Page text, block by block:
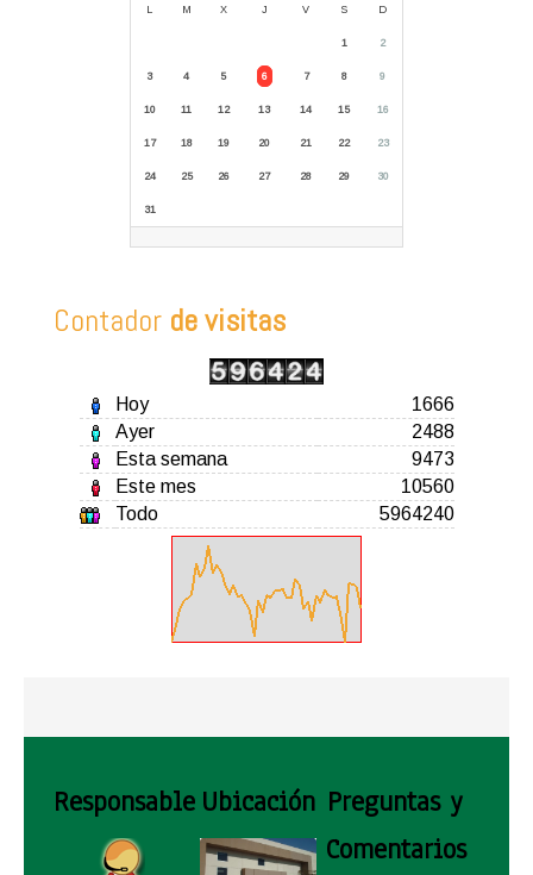
L M X J V S D
1 2
3 4 5 6 7 8 9
10 11 12 13 14 15 16
17 18 19 20 21 22 23
24 25 26 27 28 29 30
31
Contador de visitas
Hoy
1666
Ayer
2488
Esta semana
9473
Este mes
10560
Todo
5964240
Responsable Ubicación Preguntas y
Comentarios